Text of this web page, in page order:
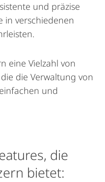
und präzise
in verschiedenen
eine Vielzahl von
die Verwaltung von
und
die
bietet: